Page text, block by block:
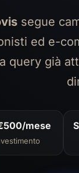
segue
ed e-
query già
mese